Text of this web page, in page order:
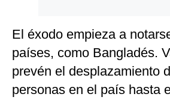
El éxodo empieza a
países, como Bangladés.
prevén el desplazamiento
personas en el país hasta